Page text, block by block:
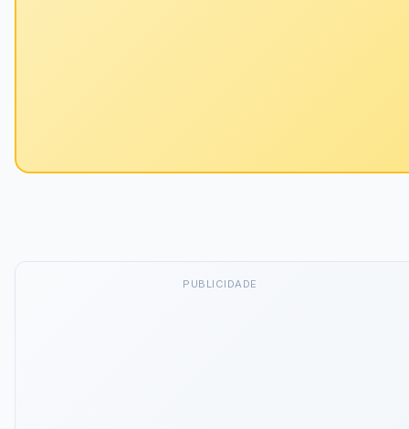
PUBLICIDADE